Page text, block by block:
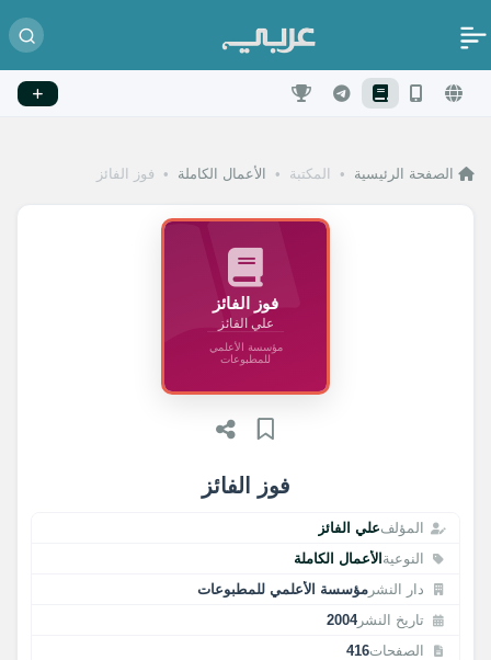
الصفحة الرئيسية • المكتبة • الأعمال الكاملة • فوز الفائز
فوز الفائز
المؤلفعلي الفائز
النوعية الأعمال الكاملة
دار النشر مؤسسة الأعلمي للمطبوعات
تاريخ النشر 2004
الصفحات416
فوز الفائز
علي الفائز
مؤسسة الأعلمي
للمطبوعات